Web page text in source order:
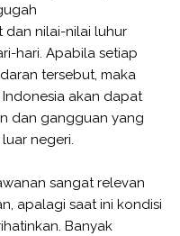
dan nilai-nilai luhur
hari. Apabila setiap
tersebut, maka
akan dapat
dan gangguan yang
negeri.
sangat relevan
apalagi saat ini kondisi
Banyak